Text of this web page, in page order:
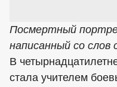
Посмертный
написанный со слов
В
стала учителем